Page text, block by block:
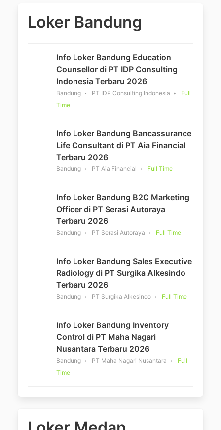
Loker Bandung
Info Loker Bandung Education
Counsellor di PT IDP Consulting
Indonesia Terbaru 2026
Bandung PT IDP Consulting Indonesia
Full
Time
Info Loker Bandung Bancassurance
Life Consultant di PT Aia Financial
Terbaru 2026
Bandung PT Aia Financial Full Time
Info Loker Bandung B2C Marketing
Officer di PT Serasi Autoraya
Terbaru 2026
Bandung PT Serasi Autoraya Full Time
Info Loker Bandung Sales Executive
Radiology di PT Surgika Alkesindo
Terbaru 2026
Bandung PT Surgika Alkesindo Full Time
Info Loker Bandung Inventory
Control di PT Maha Nagari
Nusantara Terbaru 2026
Bandung PT Maha Nagari Nusantara
Full
Time